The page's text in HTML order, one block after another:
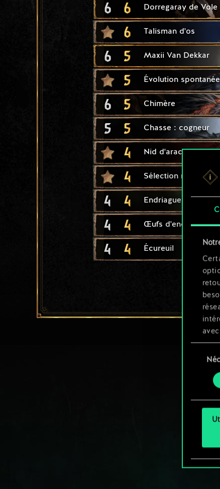
et
6 6 Dorregaray de Vole
6 Talisman d'os
6 5 Maxii Van Dekkar
5 Évolution spontanée
6 5 Chimère
5 5 Chasse : cogneur
4 Nid d'arachas
4 Sélection naturelle
4 4 Endriague guerrière
4 4 Œufs d'endriague
4 4 Écureuil